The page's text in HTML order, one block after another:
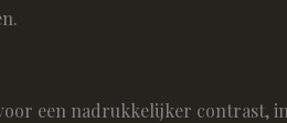
een nadrukkelijker contrast,